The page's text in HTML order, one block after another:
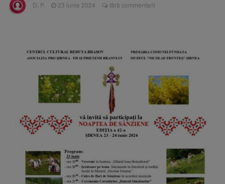
Iluminat cere reducerea luminii pe timpul
nopții, nu oprirea iluminatului public
8 august 2026
Se schimbă examenul de
medic specialist. Subiecte unice în toată țara,
aceeași oră și același barem
D. P. 23 iunie 2024 fără commentarii